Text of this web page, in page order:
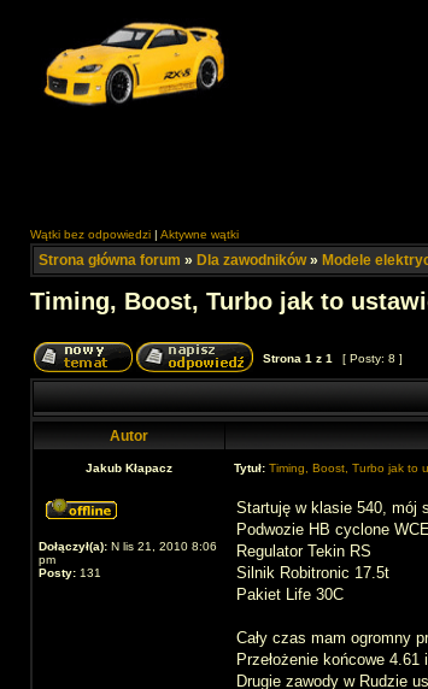
Wątki bez odpowiedzi | Aktywne wątki
Strona główna forum » Dla zawodników» Modele
Timing, Boost, Turbo jak to
Strona 1 z 1 [ Posty: 8 ]
Autor
Jakub Kłapacz Tytuł: Timing, Boost, Turbo jak to
Dołączył(a): N lis 21, 2010 8:06
pm
Posty: 131
Startuję w klasie 540, mój
Podwozie HB cyclone
Regulator Tekin RS
Silnik Robitronic 17.5t
Pakiet Life 30C
Cały czas mam ogromny
Przełożenie końcowe
Drugie zawody w Rudzie